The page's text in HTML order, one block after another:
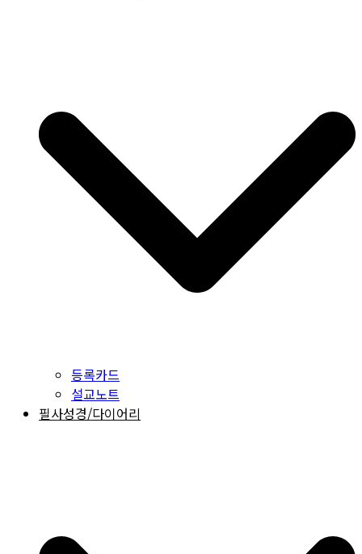
등록카드
설교노트
필사성경/다이어리